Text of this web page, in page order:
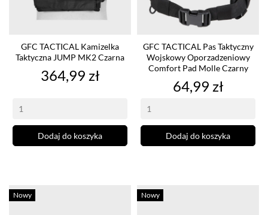
GFC TACTICAL Kamizelka
Taktyczna JUMP MK2 Czarna
Cena
364,99 zł
Dodaj do koszyka
GFC TACTICAL Pas Taktyczny
Wojskowy Oporzadzeniowy
Comfort Pad Molle Czarny
Cena
64,99 zł
Dodaj do koszyka
Nowy Nowy